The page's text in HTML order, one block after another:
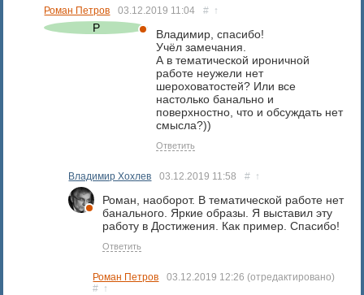
Роман Петров 03.12.2019 11:04 # ↑
Владимир, спасибо!
Учёл замечания.
А в тематической ироничной
работе неужели нет
шероховатостей? Или все
настолько банально и
поверхностно, что и обсуждать нет
смысла?))
Ответить
Владимир Хохлев 03.12.2019 11:58 # ↑
Роман, наоборот. В тематической работе нет
банального. Яркие образы. Я выставил эту
работу в Достижения. Как пример. Спасибо!
Ответить
Роман Петров 03.12.2019 12:26 (отредактировано)
# ↑